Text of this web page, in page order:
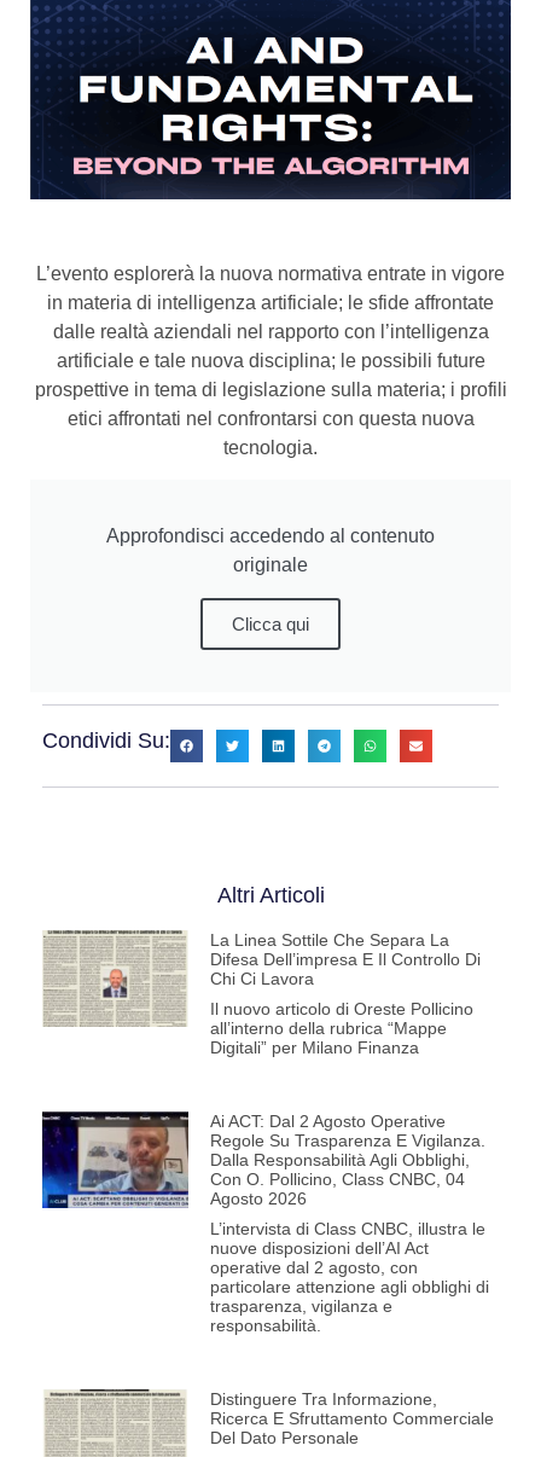
L’evento esplorerà la nuova normativa entrate in vigore
in materia di intelligenza artificiale; le sfide affrontate
dalle realtà aziendali nel rapporto con l’intelligenza
artificiale e tale nuova disciplina; le possibili future
prospettive in tema di legislazione sulla materia; i profili
etici affrontati nel confrontarsi con questa nuova
tecnologia.
Approfondisci accedendo al contenuto
originale
Clicca qui
Condividi Su:
Altri Articoli
La Linea Sottile Che Separa La
Difesa Dell’impresa E Il Controllo Di
Chi Ci Lavora
Il nuovo articolo di Oreste Pollicino
all’interno della rubrica “Mappe
Digitali” per Milano Finanza
Ai ACT: Dal 2 Agosto Operative
Regole Su Trasparenza E Vigilanza.
Dalla Responsabilità Agli Obblighi,
Con O. Pollicino, Class CNBC, 04
Agosto 2026
L’intervista di Class CNBC, illustra le
nuove disposizioni dell’AI Act
operative dal 2 agosto, con
particolare attenzione agli obblighi di
trasparenza, vigilanza e
responsabilità.
Distinguere Tra Informazione,
Ricerca E Sfruttamento Commerciale
Del Dato Personale